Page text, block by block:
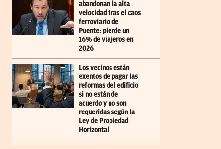
abandonan la alta
velocidad tras el caos
ferroviario de
Puente: pierde un
16% de viajeros en
2026
Los vecinos están
exentos de pagar las
reformas del edificio
si no están de
acuerdo y no son
requeridas según la
Ley de Propiedad
Horizontal